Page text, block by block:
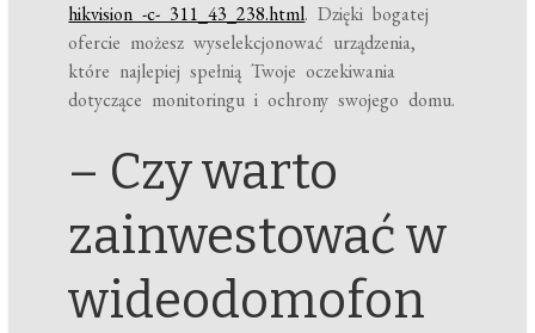
hikvision -c- 311_43_238.html. Dzięki bogatej
ofercie możesz wyselekcjonować urządzenia,
które najlepiej spełnią Twoje oczekiwania
dotyczące monitoringu i ochrony swojego domu.
– Czy warto
zainwestować w
wideodomofon